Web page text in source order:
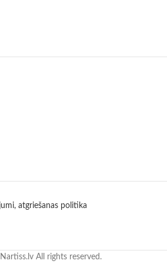
atgriešanas politika
All rights reserved.